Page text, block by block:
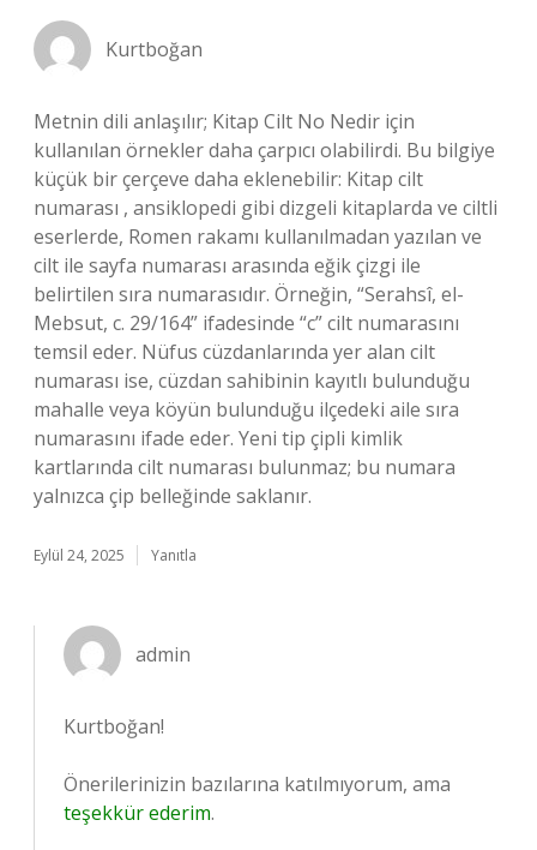
Kurtboğan
Metnin dili anlaşılır; Kitap Cilt No Nedir için
kullanılan örnekler daha çarpıcı olabilirdi. Bu bilgiye
küçük bir çerçeve daha eklenebilir: Kitap cilt
numarası , ansiklopedi gibi dizgeli kitaplarda ve ciltli
eserlerde, Romen rakamı kullanılmadan yazılan ve
cilt ile sayfa numarası arasında eğik çizgi ile
belirtilen sıra numarasıdır. Örneğin, “Serahsî, el-
Mebsut, c. 29/164” ifadesinde “c” cilt numarasını
temsil eder. Nüfus cüzdanlarında yer alan cilt
numarası ise, cüzdan sahibinin kayıtlı bulunduğu
mahalle veya köyün bulunduğu ilçedeki aile sıra
numarasını ifade eder. Yeni tip çipli kimlik
kartlarında cilt numarası bulunmaz; bu numara
yalnızca çip belleğinde saklanır.
Eylül 24, 2025 Yanıtla
admin
Kurtboğan!
Önerilerinizin bazılarına katılmıyorum, ama
teşekkür ederim.